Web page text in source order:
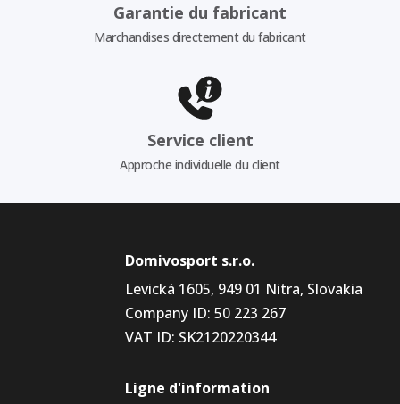
Garantie du fabricant
Marchandises directement du fabricant
Service client
Approche individuelle du client
Domivosport s.r.o.
Levická 1605, 949 01 Nitra, Slovakia
Company ID: 50 223 267
VAT ID: SK2120220344
Ligne d'information